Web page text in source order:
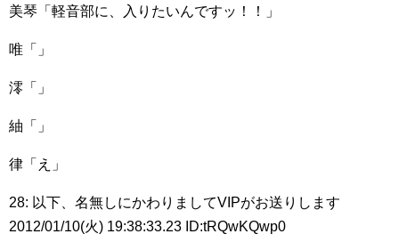
美琴「軽音部に、入りたいんですッ！！」
唯「」
澪「」
紬「」
律「え」
28: 以下、名無しにかわりましてVIPがお送りします
2012/01/10(火) 19:38:33.23 ID:tRQwKQwp0